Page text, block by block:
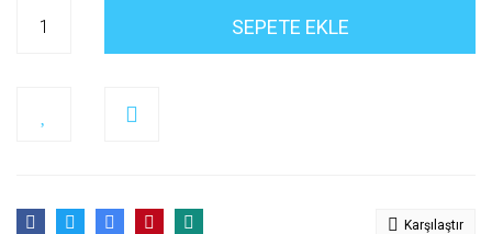
SEPETE EKLE
Karşılaştır